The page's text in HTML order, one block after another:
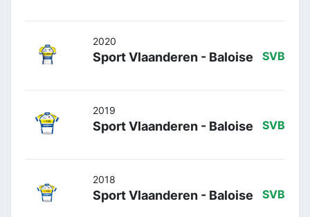
2020
Sport Vlaanderen - Baloise SVB
2019
Sport Vlaanderen - Baloise SVB
2018
Sport Vlaanderen - Baloise SVB